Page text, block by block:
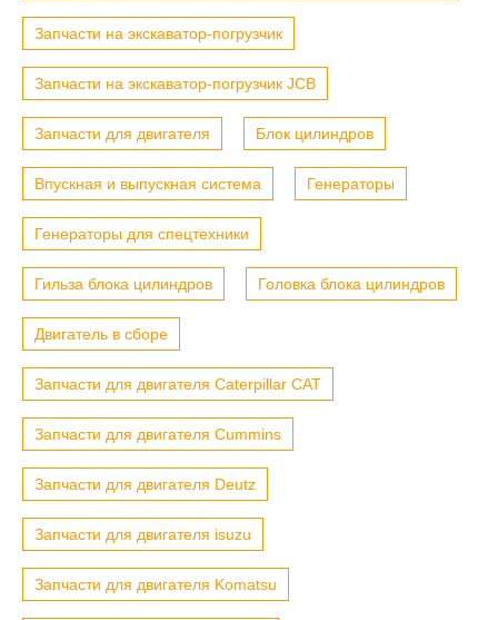
Запчасти на экскаватор-погрузчик
Запчасти на экскаватор-погрузчик JCB
Запчасти для двигателя Блок цилиндров
Впускная и выпускная система Генераторы
Генераторы для спецтехники
Гильза блока цилиндров Головка блока цилиндров
Двигатель в сборе
Запчасти для двигателя Caterpillar CAT
Запчасти для двигателя Cummins
Запчасти для двигателя Deutz
Запчасти для двигателя isuzu
Запчасти для двигателя Komatsu